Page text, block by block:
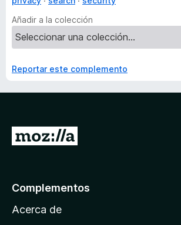
Añadir a la colección
Reportar este complemento
p
Complementos
Acerca de